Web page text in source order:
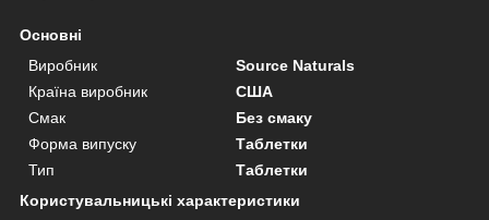
Основні
Виробник
Source Naturals
Країна виробник
США
Смак
Без смаку
Форма випуску
Таблетки
Тип
Таблетки
Користувальницькі характеристики